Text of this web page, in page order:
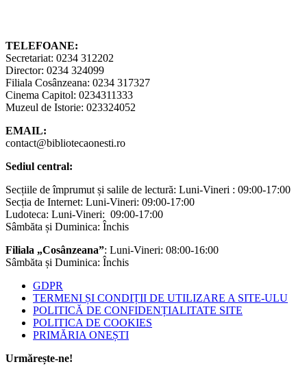
TELEFOANE:
Secretariat: 0234 312202
Director: 0234 324099
Filiala Cosânzeana: 0234 317327
Cinema Capitol: 0234311333
Muzeul de Istorie: 023324052
EMAIL:
contact@bibliotecaonesti.ro
Sediul central:
Secțiile de împrumut și salile de lectură: Luni-Vineri : 09:00-17:00
Secția de Internet: Luni-Vineri: 09:00-17:00
Ludoteca: Luni-Vineri: 09:00-17:00
Sâmbăta și Duminica: Închis
Filiala „Cosânzeana”: Luni-Vineri: 08:00-16:00
Sâmbăta și Duminica: Închis
GDPR
TERMENI ȘI CONDIȚII DE UTILIZARE A SITE-ULU
POLITICĂ DE CONFIDENȚIALITATE SITE
POLITICA DE COOKIES
PRIMĂRIA ONEȘTI
Urmărește-ne!